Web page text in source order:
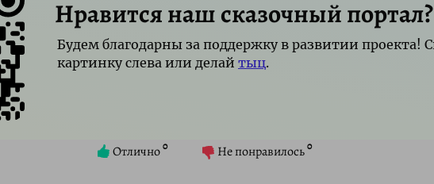
Нравится наш сказочный портал?
Будем благодарны за поддержку в развитии проекта!
картинку слева или делай тыц.
Отлично0 Не понравилось0